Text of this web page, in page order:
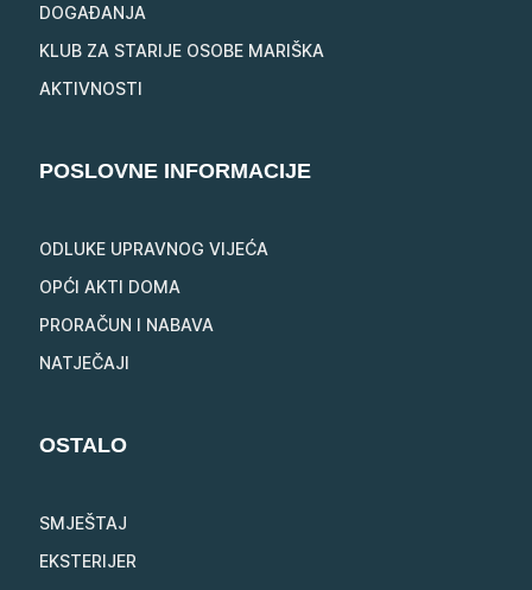
DOGAĐANJA
KLUB ZA STARIJE OSOBE MARIŠKA
AKTIVNOSTI
POSLOVNE INFORMACIJE
ODLUKE UPRAVNOG VIJEĆA
OPĆI AKTI DOMA
PRORAČUN I NABAVA
NATJEČAJI
OSTALO
SMJEŠTAJ
EKSTERIJER